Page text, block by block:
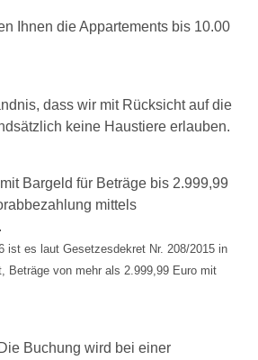
Ihnen die Appartements bis 10.00
dass wir mit Rücksicht auf die
keine Haustiere erlauben.
Bargeld für Beträge bis 2.999,99
mittels
.
ist es laut Gesetzesdekret Nr. 208/2015 in
Beträge von mehr als 2.999,99 Euro mit
Buchung wird bei einer